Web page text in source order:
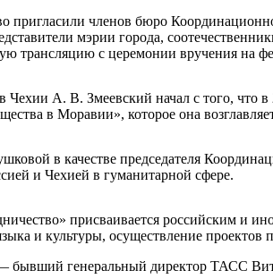
членов бюро
мэрии города,
трансляцию с церемонии вручения на
Чехии А. В. Змеевский начал с того,
в Моравии», которое она
в качестве председателя
и Чехией в гуманитарной сфере.
присваивается российским
и культуры, осуществление проектов
бывший генеральный директор ТАСС